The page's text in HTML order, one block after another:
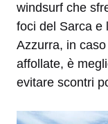
windsurf che
foci del Sarca e
Azzurra, in
affollate, è
evitare scontri